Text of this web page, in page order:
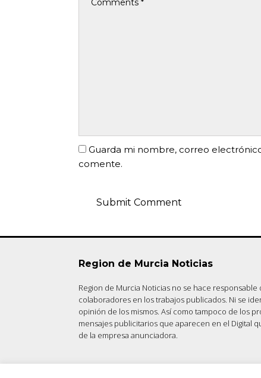
Guarda mi nombre, correo
comente.
Region de Murcia Noticias
Region de Murcia Noticias no se hace
colaboradores en los trabajos publicados. Ni se
opinión de los mismos. Así como tampoco de los
mensajes publicitarios que aparecen en el Digital
de la empresa anunciadora.